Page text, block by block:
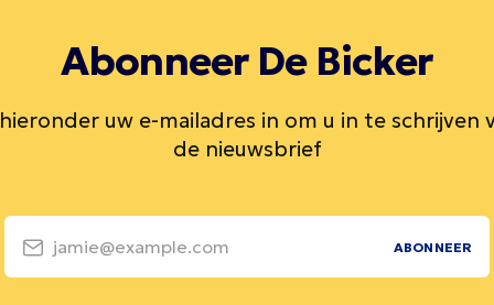
Abonneer De Bicker
uw e-mailadres in om u in te schrijven
de nieuwsbrief
jamie@example.com ABONNEER